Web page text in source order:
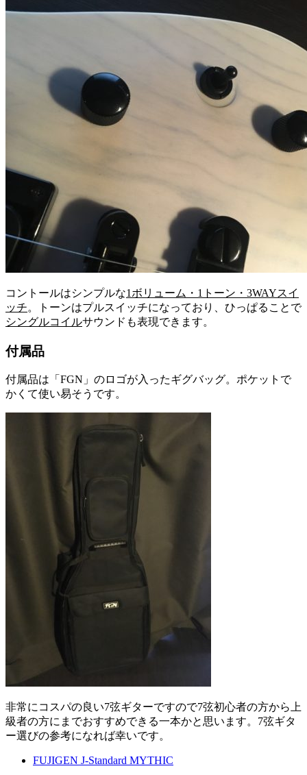
コントールはシンプルな1ボリューム・1トーン・3WAYスイ
ッチ。トーンはプルスイッチになっており、ひっぱることで
シングルコイルサウンドも表現できます。
付属品
付属品は「FGN」のロゴが入ったギグバッグ。ポケットで
かくて使い易そうです。
非常にコスパの良い7弦ギターですので7弦初心者の方から上
級者の方にまでおすすめできる一本かと思います。7弦ギタ
ー選びの参考になれば幸いです。
FUJIGEN J-Standard MYTHIC